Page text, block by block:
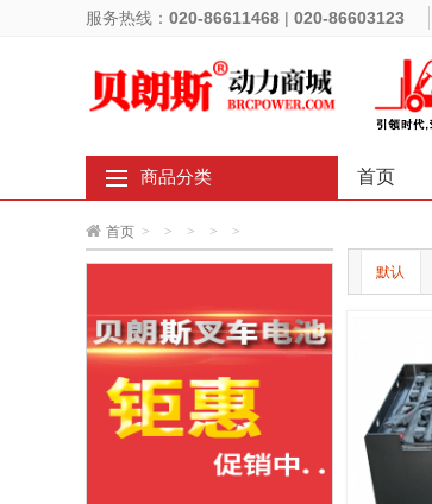
服务热线： 020-86611468 | 020-86603123
商品分类 首页
首页 > > > > >
默认